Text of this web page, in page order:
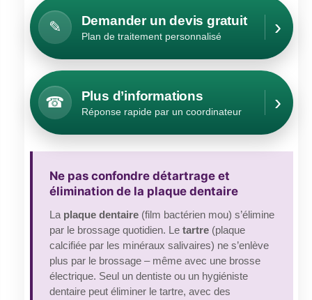
✎ Demander un devis gratuit
Plan de traitement personnalisé ›
☎ Plus d’informations
Réponse rapide par un coordinateur ›
Ne pas confondre détartrage et
élimination de la plaque dentaire
La plaque dentaire(film bactérien mou) s’élimine
par le brossage quotidien. Le tartre(plaque
calcifiée par les minéraux salivaires) ne s’enlève
plus par le brossage – même avec une brosse
électrique. Seul un dentiste ou un hygiéniste
dentaire peut éliminer le tartre, avec des